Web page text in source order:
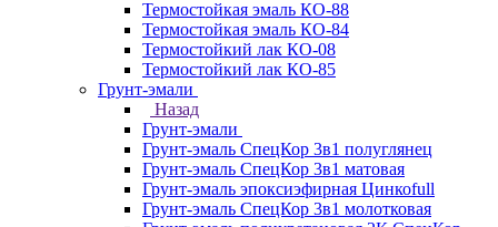
Термостойкая эмаль КО-88
Термостойкая эмаль КО-84
Термостойкий лак КО-08
Термостойкий лак КО-85
Грунт-эмали
Назад
Грунт-эмали
Грунт-эмаль СпецКор 3в1 полуглянец
Грунт-эмаль СпецКор 3в1 матовая
Грунт-эмаль эпоксиэфирная Цинкоfull
Грунт-эмаль СпецКор 3в1 молотковая